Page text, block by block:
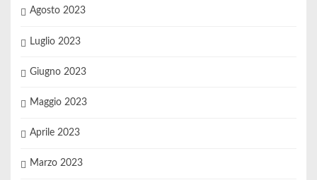
Agosto 2023
Luglio 2023
Giugno 2023
Maggio 2023
Aprile 2023
Marzo 2023